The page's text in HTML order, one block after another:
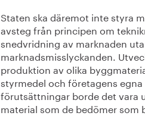
Staten ska däremot inte styra
avsteg från principen om
snedvridning av marknaden
marknadsmisslyckanden.
produktion av olika
styrmedel och företagens
förutsättningar borde det vara
material som de bedömer som